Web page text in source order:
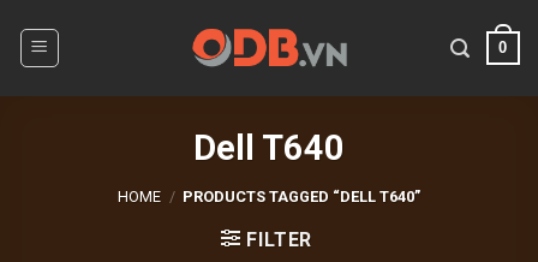
content
0
Dell T640
HOME / PRODUCTS TAGGED “DELL T640”
FILTER